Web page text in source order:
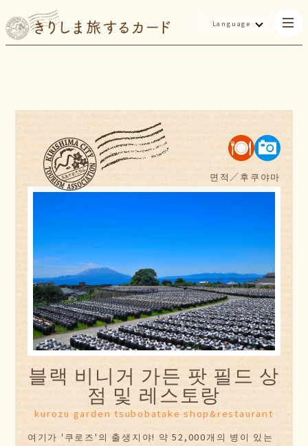
Language
면적／후쿠야마
블랙 비니거 가든 팟 필드 상
점 및 레스토랑
kurozu garden tsubobatake shop&restaurant
여기가 '쿠로즈'의 출생지야! 약 52,000개의 병이 있는